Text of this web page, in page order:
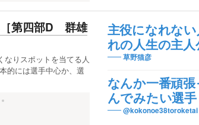
主役になれな
れの人生の主人
草野猫彦
なんか一番頑
んでみたい選手
@kokonoe38toroketai
［第四部D 群雄
りスポットを当てる人
的には選手中心か、選